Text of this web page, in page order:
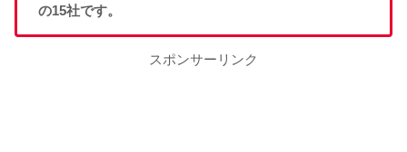
の15社です。
スポンサーリンク